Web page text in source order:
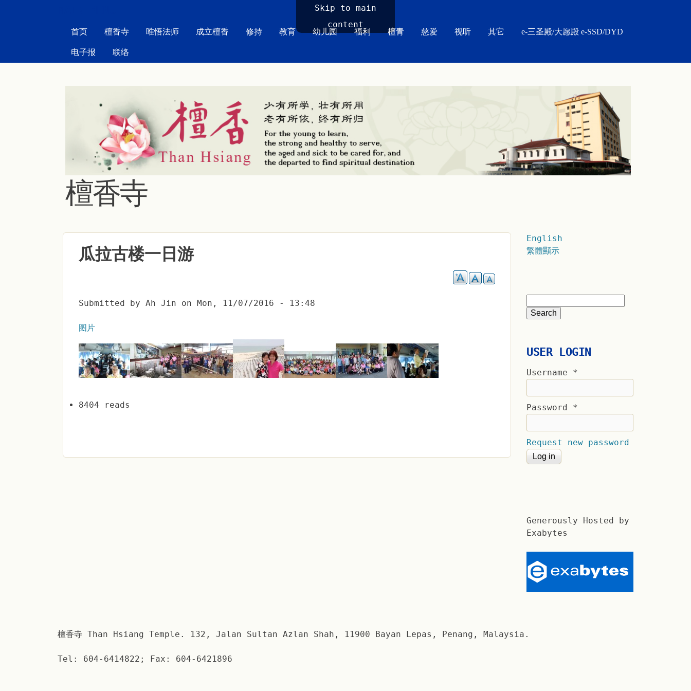
Skip to main
content
首页 檀香寺 唯悟法师 成立檀香 修持 教育 幼儿园 福利 檀青 慈爱 视听 其它 e-三圣殿/大愿殿 e-SSD/DYD
电子报 联络
檀香寺
瓜拉古楼一日游
Submitted by Ah Jin on Mon, 11/07/2016 - 13:48
图片
8404 reads
English
繁體顯示
USER LOGIN
Username *
Password *
Request new password
Generously Hosted by
Exabytes
檀香寺 Than Hsiang Temple. 132, Jalan Sultan Azlan Shah, 11900 Bayan Lepas, Penang, Malaysia.
Tel: 604-6414822; Fax: 604-6421896